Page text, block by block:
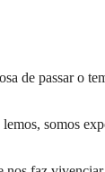
de passar o
somos